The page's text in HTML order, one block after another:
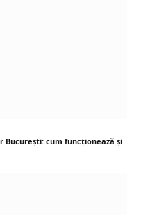
cum funcționează și